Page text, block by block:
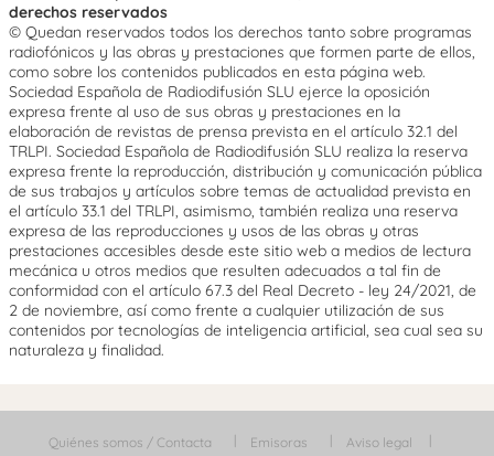
derechos reservados
© Quedan reservados todos los derechos tanto sobre programas
radiofónicos y las obras y prestaciones que formen parte de ellos,
como sobre los contenidos publicados en esta página web.
Sociedad Española de Radiodifusión SLU ejerce la oposición
expresa frente al uso de sus obras y prestaciones en la
elaboración de revistas de prensa prevista en el artículo 32.1 del
TRLPI. Sociedad Española de Radiodifusión SLU realiza la reserva
expresa frente la reproducción, distribución y comunicación pública
de sus trabajos y artículos sobre temas de actualidad prevista en
el artículo 33.1 del TRLPI, asimismo, también realiza una reserva
expresa de las reproducciones y usos de las obras y otras
prestaciones accesibles desde este sitio web a medios de lectura
mecánica u otros medios que resulten adecuados a tal fin de
conformidad con el artículo 67.3 del Real Decreto - ley 24/2021, de
2 de noviembre, así como frente a cualquier utilización de sus
contenidos por tecnologías de inteligencia artificial, sea cual sea su
naturaleza y finalidad.
Quiénes somos / Contacta Emisoras
Aviso legal